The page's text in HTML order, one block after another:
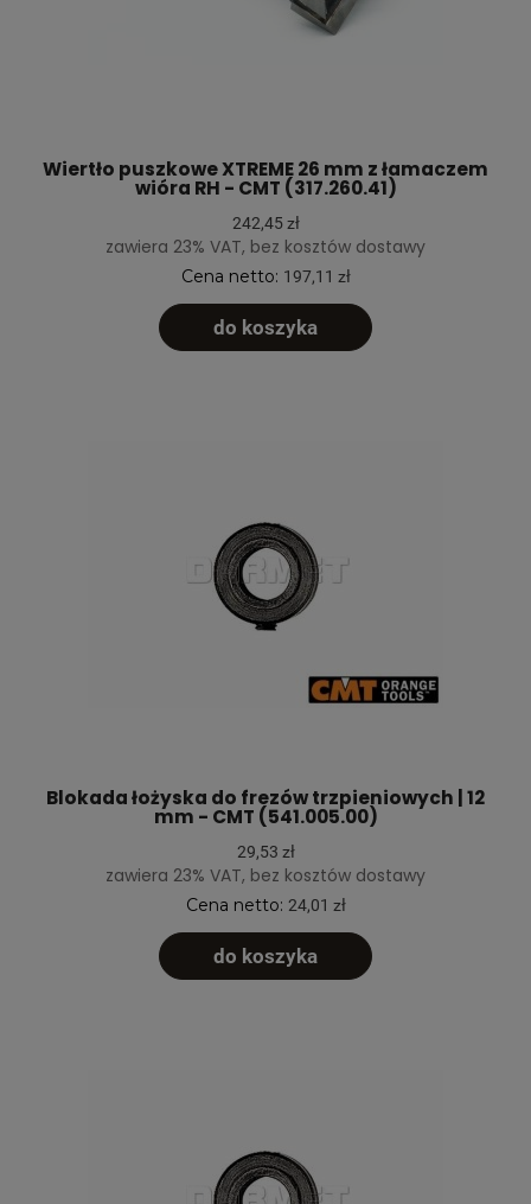
Wiertło puszkowe XTREME 26 mm z łamaczem
wióra RH - CMT (317.260.41)
242,45 zł
zawiera 23% VAT, bez kosztów dostawy
Cena netto: 197,11 zł
do koszyka
Blokada łożyska do frezów trzpieniowych | 12
mm - CMT (541.005.00)
29,53 zł
zawiera 23% VAT, bez kosztów dostawy
Cena netto: 24,01 zł
do koszyka